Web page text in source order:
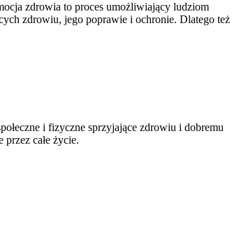
zdrowia to proces umożliwiający ludziom
zdrowiu, jego poprawie i ochronie. Dlatego też
i fizyczne sprzyjające zdrowiu i dobremu
całe życie.